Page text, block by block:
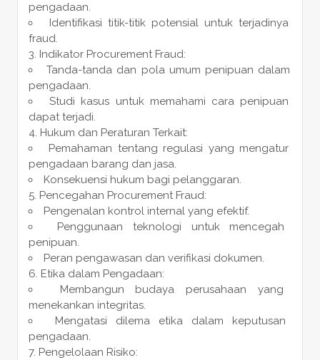
pengadaan.
Identifikasi titik-titik potensial untuk terjadinya
fraud.
Indikator Procurement Fraud:
Tanda-tanda dan pola umum penipuan dalam
pengadaan.
Studi kasus untuk memahami cara penipuan
dapat terjadi.
Hukum dan Peraturan Terkait:
Pemahaman tentang regulasi yang mengatur
pengadaan barang dan jasa.
Konsekuensi hukum bagi pelanggaran.
Pencegahan Procurement Fraud:
Pengenalan kontrol internal yang efektif.
Penggunaan teknologi untuk mencegah
penipuan.
Peran pengawasan dan verifikasi dokumen.
Etika dalam Pengadaan:
Membangun budaya perusahaan yang
menekankan integritas.
Mengatasi dilema etika dalam keputusan
pengadaan.
Pengelolaan Risiko: